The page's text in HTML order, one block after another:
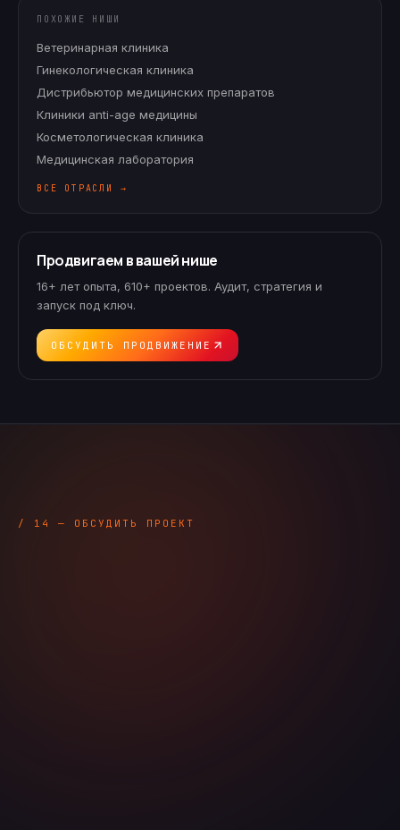
ПОХОЖИЕ НИШИ
Ветеринарная клиника
Гинекологическая клиника
Дистрибьютор медицинских препаратов
Клиники anti-age медицины
Косметологическая клиника
Медицинская лаборатория
ВСЕ ОТРАСЛИ →
Продвигаем в вашей нише
16+ лет опыта, 610+ проектов. Аудит, стратегия и
запуск под ключ.
ОБСУДИТЬ ПРОДВИЖЕНИЕ
/ 14 — ОБСУДИТЬ ПРОЕКТ